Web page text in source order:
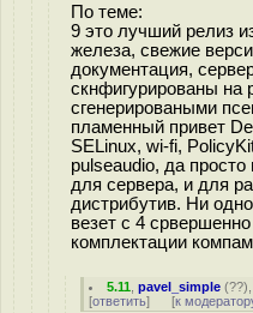
По теме:
9 это лучший релиз
железа, свежие
документация,
скнфигурированы на
сгенерироваными
пламенный привет
SELinux, wi-fi,
pulseaudio, да просто
для сервера, и для
дистрибутив. Ни
везет с 4
комплектации
5.11 ,pavel_simple (??
[ответить] [к